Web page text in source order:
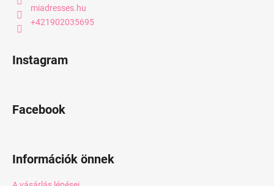
miadresses.hu
+421902035695
Instagram
Facebook
Információk önnek